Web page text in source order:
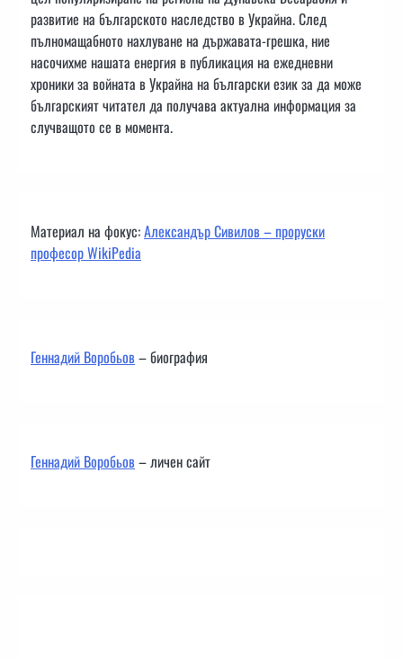
развитие на българското наследство в Украйна. След
пълномащабното нахлуване на държавата-грешка, ние
насочихме нашата енергия в публикация на ежедневни
хроники за войната в Украйна на български език за да може
българският читател да получава актуална информация за
случващото се в момента.
Материал на фокус:Александър Сивилов – проруски
професор WikiPedia
Геннадий Воробьов– биография
Геннадий Воробьов– личен сайт